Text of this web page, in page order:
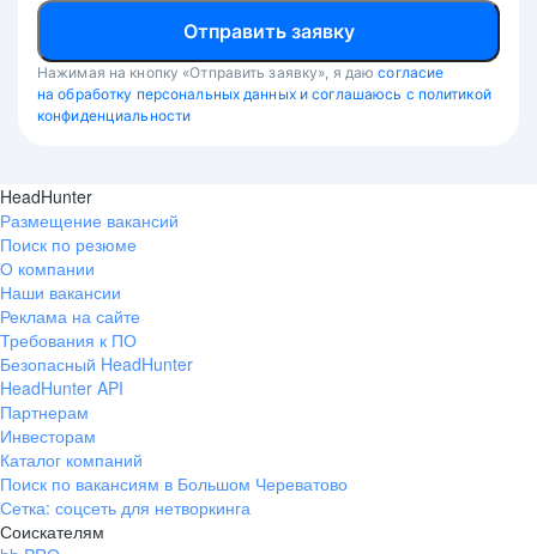
Отправить заявку
Нажимая на кнопку «Отправить заявку», я даю согласие
на обработку персональных данных и соглашаюсь с политикой
конфиденциальности
HeadHunter
Размещение вакансий
Поиск по резюме
О компании
Наши вакансии
Реклама на сайте
Требования к ПО
Безопасный HeadHunter
HeadHunter API
Партнерам
Инвесторам
Каталог компаний
Поиск по вакансиям в Большом Череватово
Сетка: соцсеть для нетворкинга
Соискателям